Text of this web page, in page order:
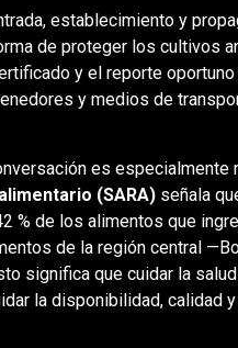
establecimiento y
de proteger los cultivos
y el reporte
y medios de
es
(SARA) señala
% de los alimentos que
de la región central
significa que cuidar la
la disponibilidad, calidad